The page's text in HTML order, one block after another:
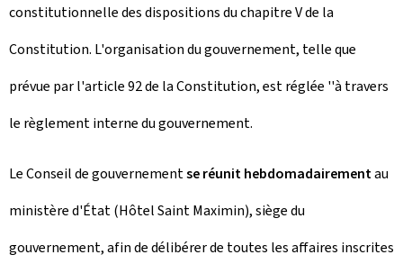
constitutionnelle des dispositions du chapitre V de la
Constitution. L'organisation du gouvernement, telle que
prévue par l'article 92 de la Constitution, est réglée ''à travers
le règlement interne du gouvernement.
Le Conseil de gouvernementse réunit hebdomadairementau
ministère d'État (Hôtel Saint Maximin), siège du
gouvernement, afin de délibérer de toutes les affaires inscrites